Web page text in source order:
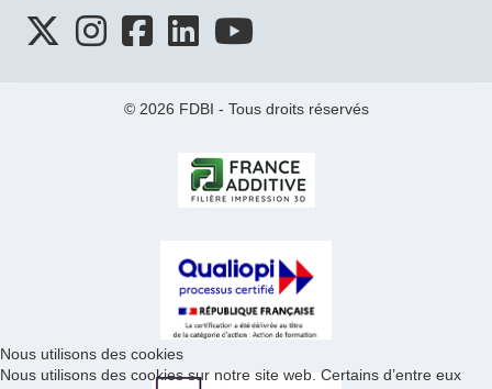
© 2026 FDBI - Tous droits réservés
Nous utilisons des cookies
Nous utilisons des cookies sur notre site web. Certains d’entre eux